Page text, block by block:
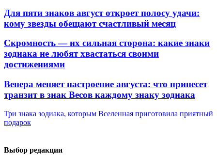
Для пяти знаков август откроет полосу удачи:
кому звезды обещают счастливый месяц
Скромность — их сильная сторона: какие знаки
зодиака не любят хвастаться своими
достижениями
Венера меняет настроение августа: что принесет
транзит в знак Весов каждому знаку зодиака
Три знака зодиака, которым Вселенная приготовила приятный
подарок
Выбор редакции